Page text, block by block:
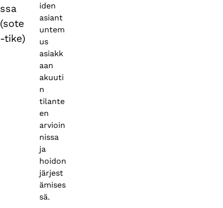
ssa
(sote
-tike)
iden
asiant
untem
us
asiakk
aan
akuuti
n
tilante
en
arvioin
nissa
ja
hoidon
järjest
ämises
sä.